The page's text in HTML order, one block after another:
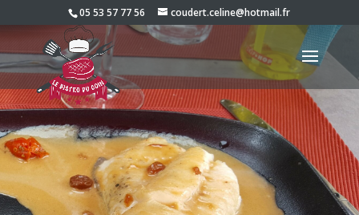
05 53 57 77 56 coudert.celine@hotmail.fr